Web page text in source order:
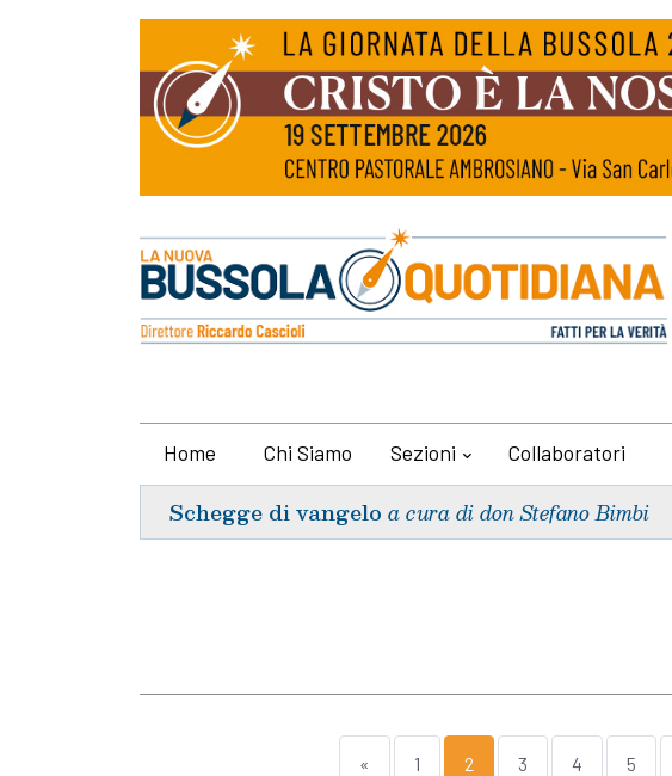
Home Chi Siamo Sezioni Collaboratori
Schegge di vangelo a cura di don Stefano Bimbi
« 1 2 3 4 5